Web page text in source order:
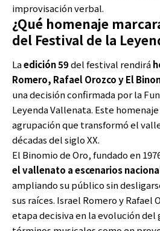
improvisación verbal.
¿Qué homenaje
del Festival de la
Laedición 59del festival rendirá
Romero, Rafael Orozco y El
una decisión confirmada por la
Leyenda Vallenata. Este
agrupación que transformó el
décadas del siglo XX.
El Binomio de Oro, fundado en
el vallenato a escenarios
ampliando su público sin
sus raíces. Israel Romero y Rafael
etapa decisiva en la evolución